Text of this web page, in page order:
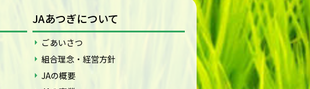
JAあつぎについて
ごあいさつ
組合理念・経営方針
JAの概要